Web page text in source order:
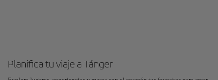
Planifica tu viaje a Tánger